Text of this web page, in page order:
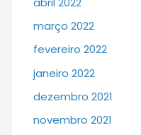
março 2022
fevereiro 2022
janeiro 2022
dezembro 2021
novembro 2021